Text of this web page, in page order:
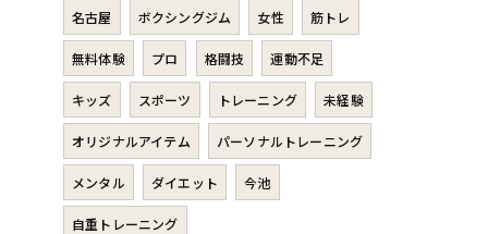
名古屋 ボクシングジム 女性 筋トレ
無料体験 プロ 格闘技 運動不足
キッズ スポーツ トレーニング 未経験
オリジナルアイテム パーソナルトレーニング
メンタル ダイエット 今池
自重トレーニング